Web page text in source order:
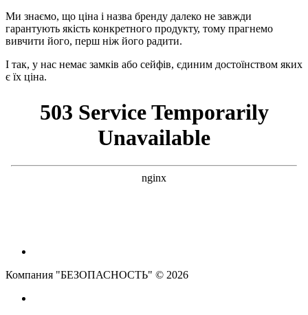
Ми знаємо, що ціна і назва бренду далеко не завжди
гарантують якість конкретного продукту, тому прагнемо
вивчити його, перш ніж його радити.
І так, у нас немає замків або сейфів, єдиним достоїнством яких
є їх ціна.
Компания "БЕЗОПАСНОСТЬ" © 2026